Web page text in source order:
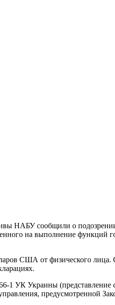
НАБУ сообщили о
на выполнение функций
США от физического
УК Украины (представление
предусмотренной